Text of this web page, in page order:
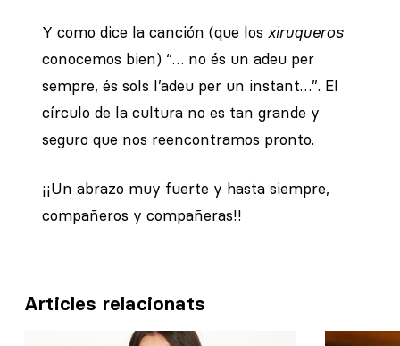
Y como dice la canción (que los xiruqueros
conocemos bien) “… no és un adeu per
sempre, és sols l’adeu per un instant…”. El
círculo de la cultura no es tan grande y
seguro que nos reencontramos pronto.
¡¡Un abrazo muy fuerte y hasta siempre,
compañeros y compañeras!!
Articles relacionats